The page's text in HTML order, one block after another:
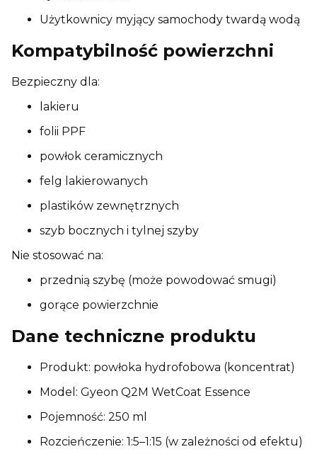
Użytkownicy myjący samochody twardą wodą
Kompatybilność powierzchni
Bezpieczny dla:
lakieru
folii PPF
powłok ceramicznych
felg lakierowanych
plastików zewnętrznych
szyb bocznych i tylnej szyby
Nie stosować na:
przednią szybę (może powodować smugi)
gorące powierzchnie
Dane techniczne produktu
Produkt: powłoka hydrofobowa (koncentrat)
Model: Gyeon Q2M WetCoat Essence
Pojemność: 250 ml
Rozcieńczenie: 1:5–1:15 (w zależności od efektu)